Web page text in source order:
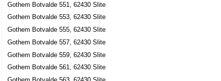
Gothem Botvalde 551, 62430 Slite
Gothem Botvalde 553, 62430 Slite
Gothem Botvalde 555, 62430 Slite
Gothem Botvalde 557, 62430 Slite
Gothem Botvalde 559, 62430 Slite
Gothem Botvalde 561, 62430 Slite